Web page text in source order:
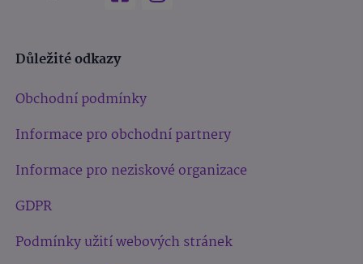
Důležité odkazy
Obchodní podmínky
Informace pro obchodní partnery
Informace pro neziskové organizace
GDPR
Podmínky užití webových stránek